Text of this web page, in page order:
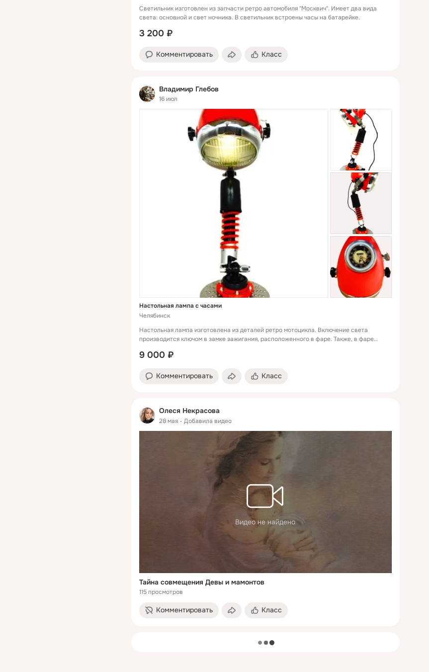
Светильник изготовлен из запчасти ретро автомобиля "Москвич". Имеет два вида
света: основной и свет ночника. В светильник встроены часы на батарейке.
3 200 ₽
Комментировать Класс
Владимир Глебов
16 июл
Настольная лампа с часами
Челябинск
Настольная лампа изготовлена из деталей ретро мотоцикла. Включение света
производится ключом в замке зажигания, расположенного в фаре. Также, в фаре
спидометра. Источником света является светодиодная лампа на 220 в.
9 000 ₽
Комментировать Класс
Олеся Некрасова
28 мая Добавила видео
Видео не найдено
Тайна совмещения Девы и мамонтов
115 просмотров
Комментировать Класс